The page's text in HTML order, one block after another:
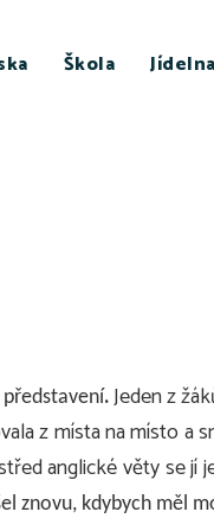
Škola Jídelna
.Jeden z
z místa na místo a
anglické věty se jí
znovu, kdybych měl